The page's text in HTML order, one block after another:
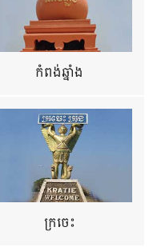
កំពង់ឆ្នាំង
ក្រចេះ